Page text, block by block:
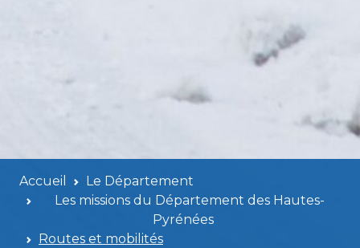
Accueil
Le Département
Les missions du Département des Hautes-
Pyrénées
Routes et mobilités